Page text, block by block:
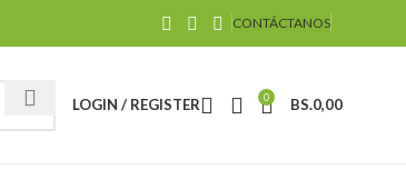
CONTÁCTANOS
LOGIN / REGISTER 0 BS.0,00